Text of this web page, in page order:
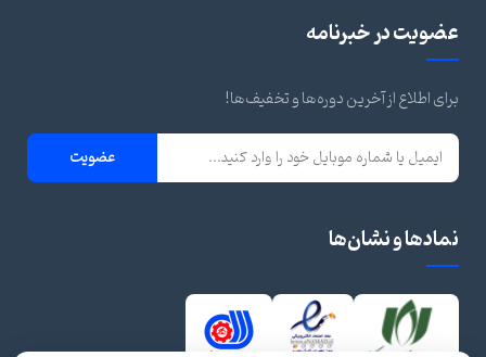
عضویت در خبرنامه
برای اطلاع از آخرین دوره‌ها و تخفیف‌ها!
عضویت
نمادها و نشان‌ها